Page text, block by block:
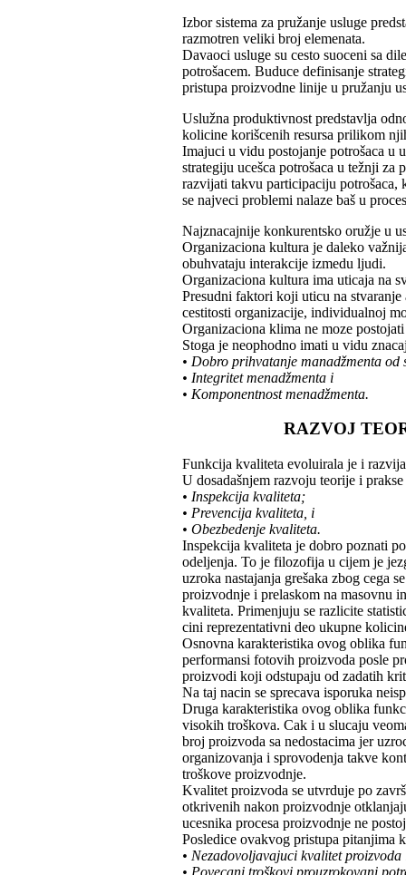
Izbor sistema za pružanje usluge
razmotren veliki broj elemenata.
Davaoci usluge su cesto suoceni sa
potrošacem. Buduce definisanje
pristupa proizvodne linije u pružanju
Uslužna produktivnost predstavlja
kolicine korišcenih resursa prilikom
Imajuci u vidu postojanje potrošaca u
strategiju ucešca potrošaca u težnji
razvijati takvu participaciju
se najveci problemi nalaze baš u
Najznacajnije konkurentsko oružje u
Organizaciona kultura je daleko
obuhvataju interakcije izmedu ljudi.
Organizaciona kultura ima uticaja na
Presudni faktori koji uticu na
cestitosti organizacije, individualnoj
Organizaciona klima ne moze
Stoga je neophodno imati u vidu
• Dobro prihvatanje manadžmenta od
• Integritet menadžmenta i
• Komponentnost menadžmenta.
RAZVOJ
Funkcija kvaliteta evoluirala je i
U dosadašnjem razvoju teorije i
• Inspekcija kvaliteta;
• Prevencija kvaliteta, i
• Obezbedenje kvaliteta.
Inspekcija kvaliteta je dobro poznati
odeljenja. To je filozofija u cijem je
uzroka nastajanja grešaka zbog cega
proizvodnje i prelaskom na masovnu
kvaliteta. Primenjuju se razlicite
cini reprezentativni deo ukupne
Osnovna karakteristika ovog oblika
performansi fotovih proizvoda posle
proizvodi koji odstupaju od zadatih
Na taj nacin se sprecava isporuka
Druga karakteristika ovog oblika
visokih troškova. Cak i u slucaju
broj proizvoda sa nedostacima jer
organizovanja i sprovodenja takve
troškove proizvodnje.
Kvalitet proizvoda se utvrduje po
otkrivenih nakon proizvodnje
ucesnika procesa proizvodnje ne
Posledice ovakvog pristupa pitanjima
• Nezadovoljavajuci kvalitet